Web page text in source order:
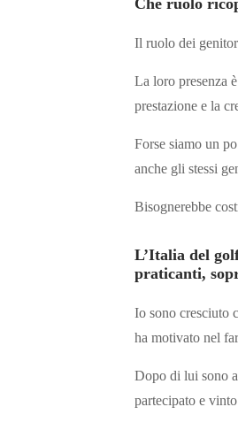
Che ruolo
Il ruolo dei
La loro presenza
prestazione e la
Forse siamo un
anche gli stessi
Bisognerebbe
L’Italia del
praticanti,
Io sono cresciuto
ha motivato nel
Dopo di lui sono
partecipato e